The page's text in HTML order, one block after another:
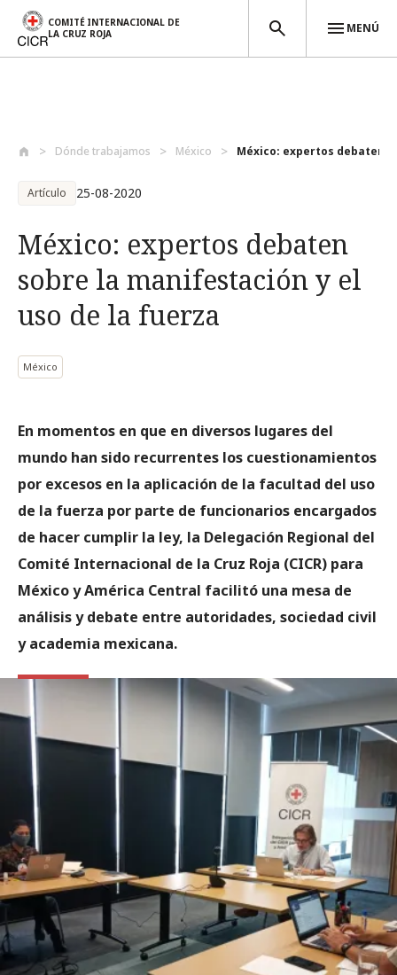
COMITÉ INTERNACIONAL DE
LA CRUZ ROJA
MENÚ
Dónde trabajamos México México: expertos debaten
Artículo 25-08-2020
México: expertos debaten
sobre la manifestación y el
uso de la fuerza
México
En momentos en que en diversos lugares del
mundo han sido recurrentes los cuestionamientos
por excesos en la aplicación de la facultad del uso
de la fuerza por parte de funcionarios encargados
de hacer cumplir la ley, la Delegación Regional del
Comité Internacional de la Cruz Roja (CICR) para
México y América Central facilitó una mesa de
análisis y debate entre autoridades, sociedad civil
y academia mexicana.